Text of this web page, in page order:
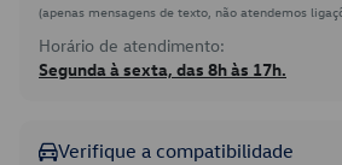
(apenas mensagens de texto, não atendemos
Horário de atendimento:
Segunda à sexta, das 8h às 17h.
Verifique a compatibilidade